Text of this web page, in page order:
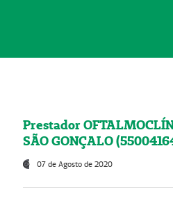
Prestador
SÃO GONÇALO
07 de Agosto de 2020